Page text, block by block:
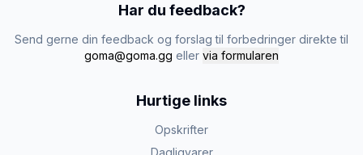
Har du feedback?
Send gerne din feedback og forslag til forbedringer direkte til
goma@goma.gg eller via formularen
Hurtige links
Opskrifter
Dagligvarer